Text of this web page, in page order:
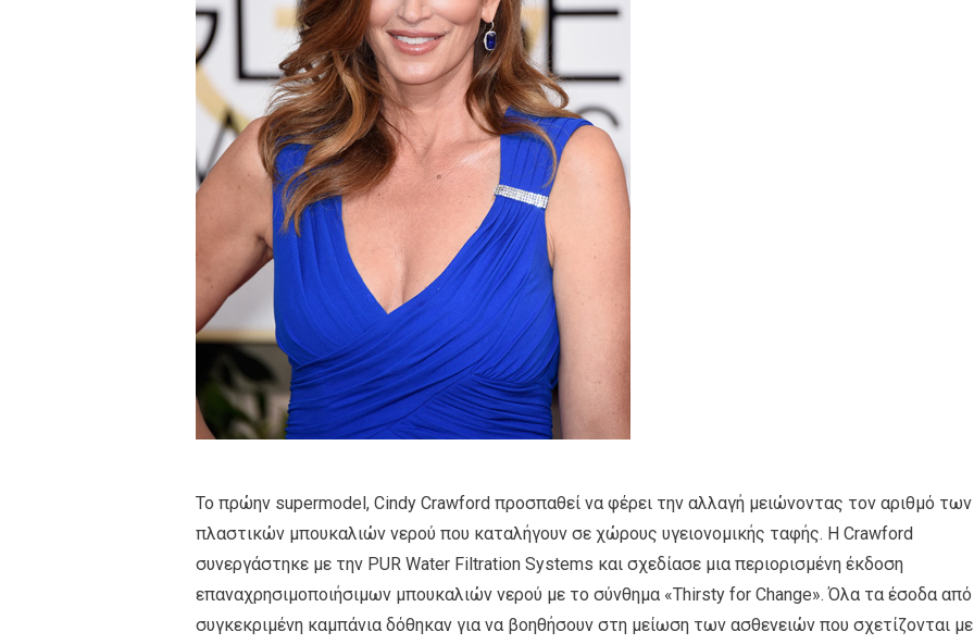
Το πρώην supermodel, Cindy Crawford προσπαθεί να φέρει την αλλαγή μειώνοντας τον αριθμό των
πλαστικών μπουκαλιών νερού που καταλήγουν σε χώρους υγειονομικής ταφής. Η Crawford
συνεργάστηκε με την PUR Water Filtration Systems και σχεδίασε μια περιορισμένη έκδοση
επαναχρησιμοποιήσιμων μπουκαλιών νερού με το σύνθημα «Thirsty for Change». Όλα τα έσοδα
συγκεκριμένη καμπάνια δόθηκαν για να βοηθήσουν στη μείωση των ασθενειών που σχετίζονται